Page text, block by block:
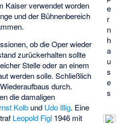
e
r
n
h
a
u
s
e
s
Kaiser verwendet worden
und der Bühnenbereich
ob die Oper wieder
zurückerhalten sollte
Stelle oder an einem
werden solle. Schließlich
durch.
die damaligen
Kolb und Udo Illig. Eine
Leopold Figl 1946 mit